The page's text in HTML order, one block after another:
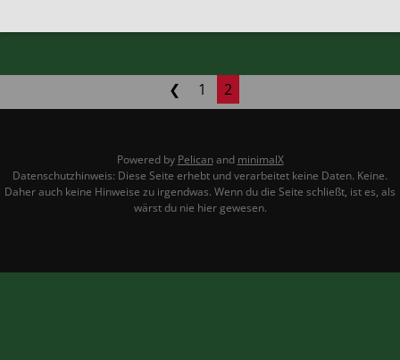
❮ 1 2
Powered by Pelicanand minimalX
Datenschutzhinweis: Diese Seite erhebt und verarbeitet keine Daten. Keine.
Daher auch keine Hinweise zu irgendwas. Wenn du die Seite schließt, ist es, als
wärst du nie hier gewesen.